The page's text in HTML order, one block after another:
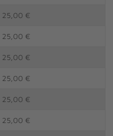
25,00 €
25,00 €
25,00 €
25,00 €
25,00 €
25,00 €